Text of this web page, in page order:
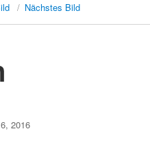
Nächstes Bild
2016